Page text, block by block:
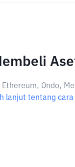
Ethereum, Ondo,
lanjut tentang